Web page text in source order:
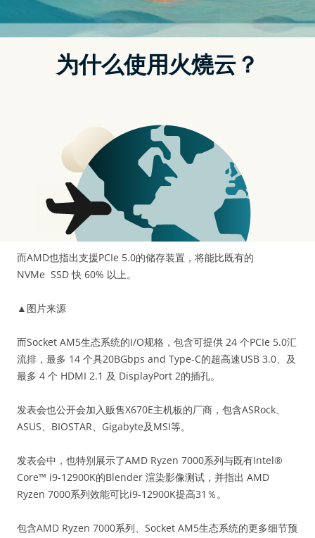
AMD Ryzen 7000系列将作为全球首款的 5nm PC处理器，具
Zen 4 核心架构，且采用6nm 制程重新设计的 I/O 核心，除能降
低功耗，亦具备 RDNA2的GPU 晶片、DDR5 与PCIe 5.0 控制
器，且每个核心将有1MB的 L2 快取(1MB Per Core L2 Cache)，
随着次世代桌上型处理器AMD Ryzen 7000 系列公开，支援的
Socket AM5与相关主机板也同步公开，Socket AM5生态系统将
CPU插槽更换为1718 针脚 LGA 接点，不过AM4的散热风扇还是
可以沿用。而晶片组分为B650、X670、X670E三种，B650作为
基本款仅提供PCIe 5.0；X670提供了PCle 5.0 to 1x NVMe，且提
供一般超频爱好者超频；X670E则有PCIe 5.0 to 2x Graphics与
1x NVMe插槽，并提供最强大的超频需求。
而AMD也指出支援PCIe 5.0的储存装置，将能比既有的
NVMe SSD 快 60% 以上。
▲图片来源
而Socket AM5生态系统的I/O规格，包含可提供 24 个PCIe 5.0汇
流排，最多 14 个具20BGbps and Type-C的超高速USB 3.0、及
最多 4 个 HDMI 2.1 及 DisplayPort 2的插孔。
发表会也公开会加入贩售X670E主机板的厂商，包含ASRock、
ASUS、BIOSTAR、Gigabyte及MSI等。
发表会中，也特别展示了AMD Ryzen 7000系列与既有Intel®
Core™ i9-12900K的Blender 渲染影像测试，并指出 AMD
Ryzen 7000系列效能可比i9-12900K提高31％。
包含AMD Ryzen 7000系列、Socket AM5生态系统的更多细节预